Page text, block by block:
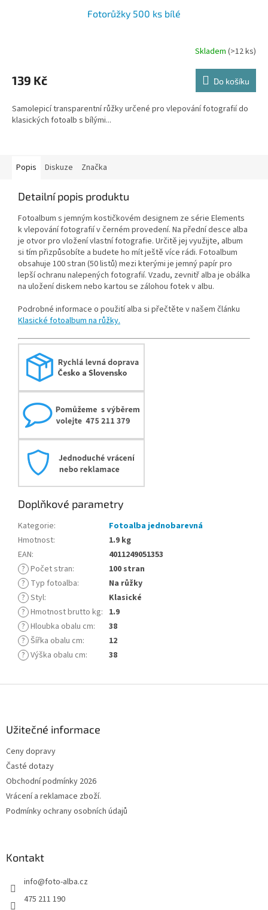
Fotorůžky 500 ks bílé
Skladem (>12 ks)
139 Kč Do košíku
Samolepicí transparentní růžky určené pro vlepování fotografií do
klasických fotoalb s bílými...
Popis Diskuze Značka
Detailní popis produktu
Fotoalbum s jemným kostičkovém designem ze série Elements
k vlepování fotografií v černém provedení. Na přední desce alba
je otvor pro vložení vlastní fotografie. Určitě jej využijte, album
si tím přizpůsobíte a budete ho mít ještě více rádi. Fotoalbum
obsahuje 100 stran (50 listů) mezi kterými je jemný papír pro
lepší ochranu nalepených fotografií. Vzadu, zevnitř alba je obálka
na uložení diskem nebo kartou se zálohou fotek v albu.
Podrobné informace o použití alba si přečtěte v našem článku
Klasické fotoalbum na růžky.
Doplňkové parametry
Kategorie:
Fotoalba jednobarevná
Hmotnost:
1.9 kg
EAN:
4011249051353
? Počet stran:
100 stran
? Typ fotoalba:
Na růžky
? Styl:
Klasické
? Hmotnost brutto kg: 1.9
? Hloubka obalu cm:
38
? Šířka obalu cm:
12
? Výška obalu cm: 38
Užitečné informace
Ceny dopravy
Časté dotazy
Obchodní podmínky 2026
Vrácení a reklamace zboží.
Podmínky ochrany osobních údajů
Kontakt
info@foto-alba.cz
475 211 190